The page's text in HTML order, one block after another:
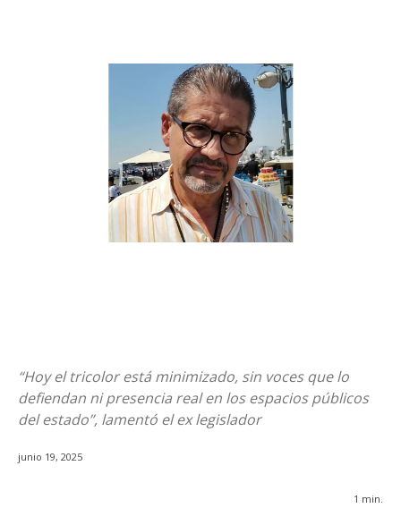
“Hoy el tricolor está minimizado, sin voces que lo
defiendan ni presencia real en los espacios públicos
del estado”, lamentó el ex legislador
junio 19, 2025
1 min.